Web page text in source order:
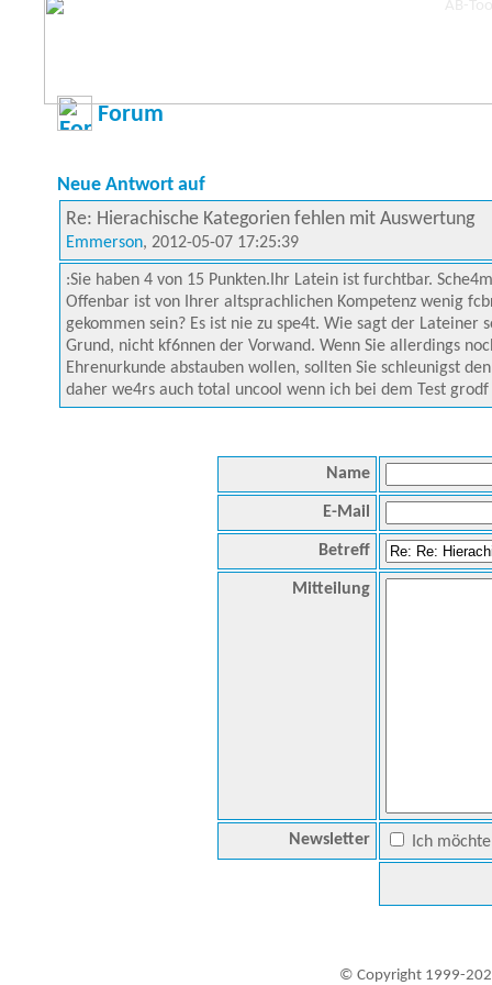
Forum
Neue Antwort auf
Re: Hierachische Kategorien fehlen mit Auswertung
Emmerson, 2012-05-07 17:25:39
:Sie haben 4 von 15 Punkten.Ihr Latein ist furchtbar.
Offenbar ist von Ihrer altsprachlichen Kompetenz wenig
gekommen sein? Es ist nie zu spe4t. Wie sagt der
Grund, nicht kf6nnen der Vorwand. Wenn Sie allerdings
Ehrenurkunde abstauben wollen, sollten Sie schleunigst
daher we4rs auch total uncool wenn ich bei dem Test
Name
E-Mail
Betreff
Mitteilung
Newsletter Ich
© Copyright 1999-